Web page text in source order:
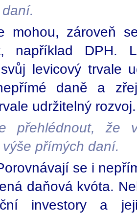
mohou, zároveň
například DPH.
levicový trvale
daně a
udržitelný rozvoj.
přehlédnout, že
přímých daní.
se i
daňová kvóta.
investory a